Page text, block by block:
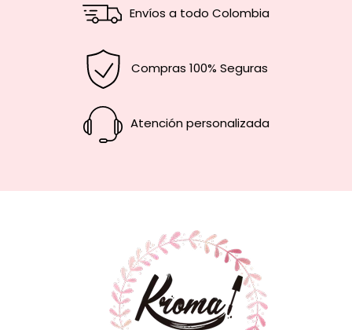
Envíos a todo Colombia
Compras 100% Seguras
Atención personalizada